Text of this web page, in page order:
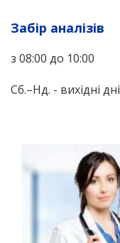
Забір аналізів
з 08:00 до 10:00
Сб.–Нд. - вихідні дні